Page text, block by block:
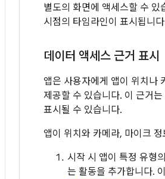
별도의 화면에 액세스할 수
시점의 타임라인이 표시됩니
데이터 액세스 근거 표시
앱은 사용자에게 앱이 위치나
제공할 수 있습니다. 이 근거
표시될 수 있습니다.
앱이 위치와 카메라, 마이크
시작 시 앱이 특정 유형
는 활동을 추가합니다.